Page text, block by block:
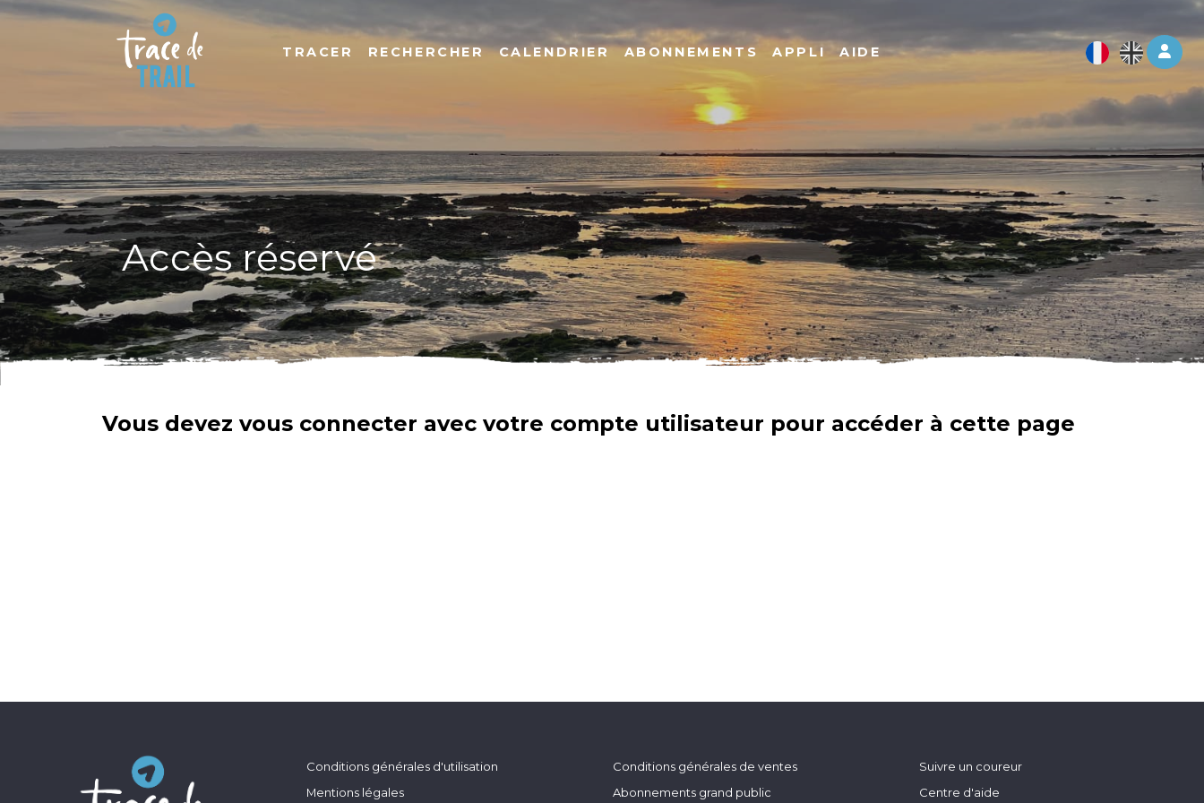
Log
TRACER RECHERCHER CALENDRIER ABONNEMENTS APPLI AIDE
Accès réservé
Vous devez vous connecter avec votre compte utilisateur pour accéder à cette page
Conditions générales d'utilisation
Mentions légales
Conditions générales de ventes
Abonnements grand public
Suivre un coureur
Centre d'aide